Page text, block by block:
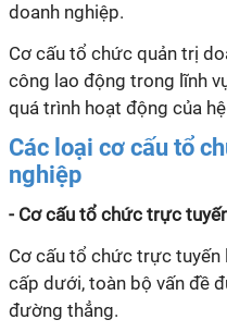
doanh nghiệp.
Cơ cấu tổ chức quản trị
công lao động trong lĩnh
quá trình hoạt động của
Các loại cơ cấu tổ
nghiệp
- Cơ cấu tổ chức trực
Cơ cấu tổ chức trực tuyến
cấp dưới, toàn bộ vấn đề
đường thẳng.